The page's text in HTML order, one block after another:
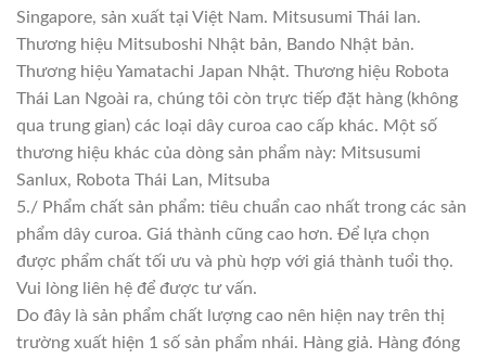
Singapore, sản xuất tại Việt Nam. Mitsusumi Thái lan.
Thương hiệu Mitsuboshi Nhật bản, Bando Nhật bản.
Thương hiệu Yamatachi Japan Nhật. Thương hiệu Robota
Thái Lan Ngoài ra, chúng tôi còn trực tiếp đặt hàng (không
qua trung gian) các loại dây curoa cao cấp khác. Một số
thương hiệu khác của dòng sản phẩm này: Mitsusumi
Sanlux, Robota Thái Lan, Mitsuba
5./ Phẩm chất sản phẩm: tiêu chuẩn cao nhất trong các sản
phẩm dây curoa. Giá thành cũng cao hơn. Để lựa chọn
được phẩm chất tối ưu và phù hợp với giá thành tuổi thọ.
Vui lòng liên hệ để được tư vấn.
Do đây là sản phẩm chất lượng cao nên hiện nay trên thị
trường xuất hiện 1 số sản phẩm nhái. Hàng giả. Hàng đóng